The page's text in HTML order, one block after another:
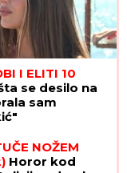
I ELITI 10
se desilo na
sam
NOŽEM
Horor kod